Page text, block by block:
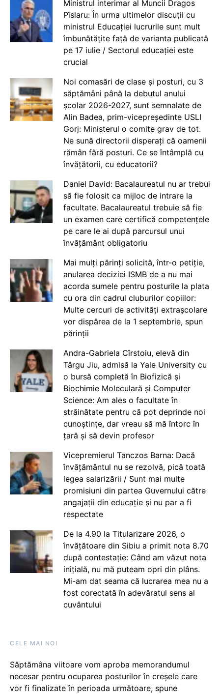
Ministrul interimar al Muncii Dragos
Pîslaru: În urma ultimelor discuții cu
ministrul Educației lucrurile sunt mult
îmbunătățite față de varianta publicată
pe 17 iulie / Sectorul educației este
crucial
Noi comasări de clase și posturi, cu 3
săptămâni până la debutul anului
școlar 2026-2027, sunt semnalate de
Alin Badea, prim-vicepreședinte USLI
Gorj: Ministerul o comite grav de tot.
Ne sună directorii disperați că oamenii
rămân fără posturi. Ce se întâmplă cu
învățătorii, cu educatorii?
Daniel David: Bacalaureatul nu ar trebui
să fie folosit ca mijloc de intrare la
facultate. Bacalaureatul trebuie să fie
un examen care certifică competențele
pe care le ai după parcursul unui
învățământ obligatoriu
Mai mulți părinți solicită, într-o petiție,
anularea deciziei ISMB de a nu mai
acorda sumele pentru posturile la plata
cu ora din cadrul cluburilor copiilor:
Multe cercuri de activități extrașcolare
vor dispărea de la 1 septembrie, spun
părinții
Andra-Gabriela Cîrstoiu, elevă din
Târgu Jiu, admisă la Yale University cu
o bursă completă în Biofizică și
Biochimie Moleculară și Computer
Science: Am ales o facultate în
străinătate pentru că pot deprinde noi
cunoștințe, dar vreau să mă întorc în
țară și să devin profesor
Vicepremierul Tanczos Barna: Dacă
învățământul nu se rezolvă, pică toată
legea salarizării / Sunt mai multe
promisiuni din partea Guvernului către
angajații din educație și nu par a fi
respectate
De la 4.90 la Titularizare 2026, o
învățătoare din Sibiu a primit nota 8.70
după contestație: Când am văzut nota
inițială, nu mă puteam opri din plâns.
Mi-am dat seama că lucrarea mea nu a
fost corectată în adevăratul sens al
cuvântului
CELE MAI NOI
Săptămâna viitoare vom aproba memorandumul
necesar pentru ocuparea posturilor în creșele care
vor fi finalizate în perioada următoare, spune